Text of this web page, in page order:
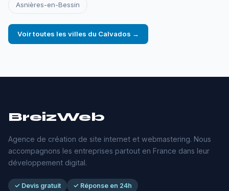
Asnières-en-Bessin
Voir toutes les villes du Calvados →
BreizWeb
Agence de création de site internet et webmastering. Nous
accompagnons les entreprises partout en France dans leur
développement digital.
✓ Devis gratuit ✓ Réponse en 24h